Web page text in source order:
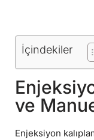
İçindekiler
ve
Enjeksiyon